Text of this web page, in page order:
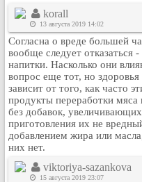
Игры
Кулинария
Физкультура и спорт
Видео и Кино
Авто. Мото.
Космос
Домашние питомцы
Медицина
Компьютер
korall
13 августа 2019 14:02
Согласна о вреде большей
вообще следует отказаться
напитки. Насколько они
вопрос еще тот, но
зависит от того, как часто
продукты переработки
без добавок,
приготовления их не
добавлением жира или
них нет.
viktoriya-sazankova
15 августа 2019 23:07